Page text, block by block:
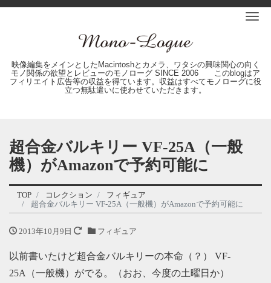
映像編集をメインとしたMacintoshとカメラ、ワタシの興味関心の向く
モノ関係の欲望とレビューのモノローグ SINCE 2006 このblogはア
フィリエイト広告等の収益を得ています。収益はすべてモノローグに役
立つ無駄遣いに使わせていただきます。
超合金バルキリー VF-25A（一般
機）がAmazonで予約可能に
TOP コレクション
フィギュア
超合金バルキリー VF-25A（一般機）がAmazonで予約可能に
2013年10月9日 フィギュア
以前書いたけど超合金バルキリーの本命（？） VF-
25A（一般機）がでる。（おお、今度の土曜日か）